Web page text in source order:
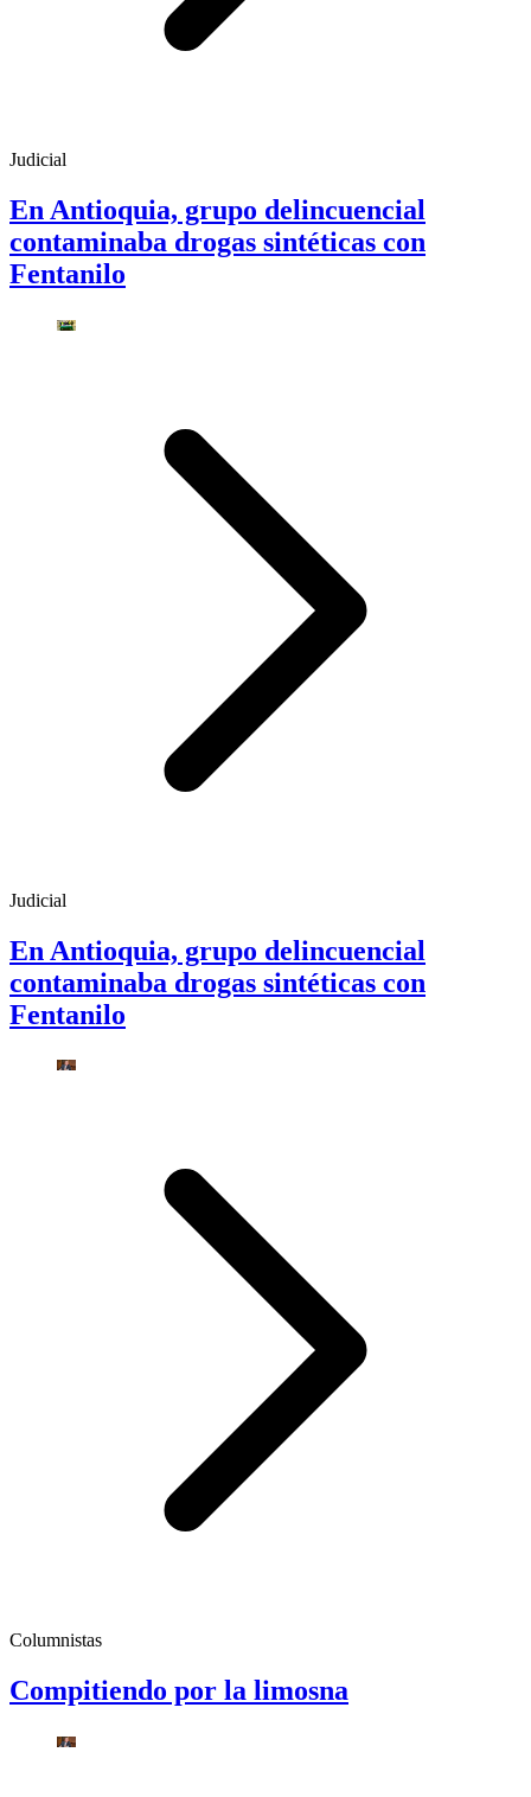
Judicial
En Antioquia, grupo delincuencial
contaminaba drogas sintéticas con
Fentanilo
Judicial
En Antioquia, grupo delincuencial
contaminaba drogas sintéticas con
Fentanilo
Columnistas
Compitiendo por la limosna